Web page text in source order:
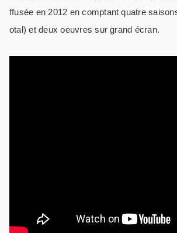
ffusée en 2012 en comptant quatre
otal) et deux oeuvres sur grand écran.